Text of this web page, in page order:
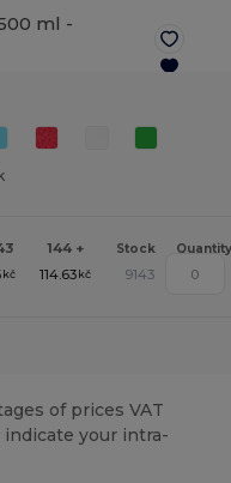
ml -
144 + Stock Quantity
kč 114.63 kč 9143
of prices VAT
indicate your intra-